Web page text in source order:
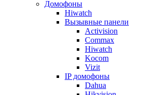
Домофоны
Hiwatch
Вызывные панели
Activision
Commax
Hiwatch
Kocom
Vizit
IP домофоны
Dahua